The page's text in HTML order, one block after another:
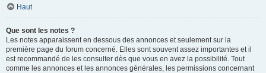
Haut
Que sont les notes ?
Les notes apparaissent en dessous des annonces et seulement sur la
première page du forum concerné. Elles sont souvent assez importantes et il
est recommandé de les consulter dès que vous en avez la possibilité. Tout
comme les annonces et les annonces générales, les permissions concernant